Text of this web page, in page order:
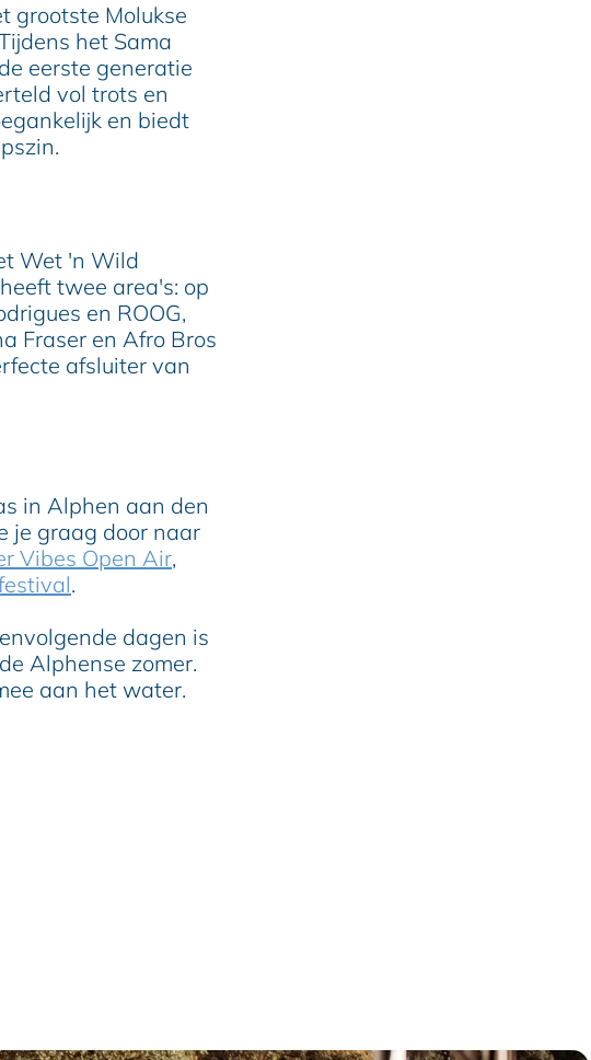
grootste Molukse
het Sama
eerste generatie
vol trots en
en biedt
Wet 'n Wild
twee area's: op
en ROOG,
Fraser en Afro Bros
afsluiter van
in Alphen aan den
je graag door naar
Vibes Open Air,
.
dagen is
Alphense zomer.
aan het water.